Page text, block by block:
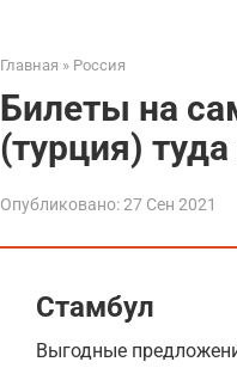
Главная » Россия
Билеты на
(турция)
Опубликовано:27 Сен 2021
Стамбул
Выгодные